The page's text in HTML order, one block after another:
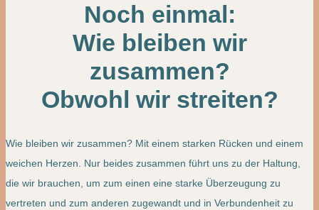
Noch einmal:
Wie bleiben wir
zusammen?
Obwohl wir streiten?
Wie bleiben wir zusammen? Mit einem starken Rücken und einem
weichen Herzen. Nur beides zusammen führt uns zu der Haltung,
die wir brauchen, um zum einen eine starke Überzeugung zu
vertreten und zum anderen zugewandt und in Verbundenheit zu